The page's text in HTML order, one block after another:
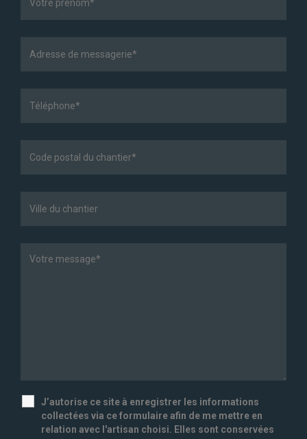
J’autorise ce site à enregistrer les informations
collectées via ce formulaire afin de me mettre en
relation avec l'artisan choisi. Elles sont conservées